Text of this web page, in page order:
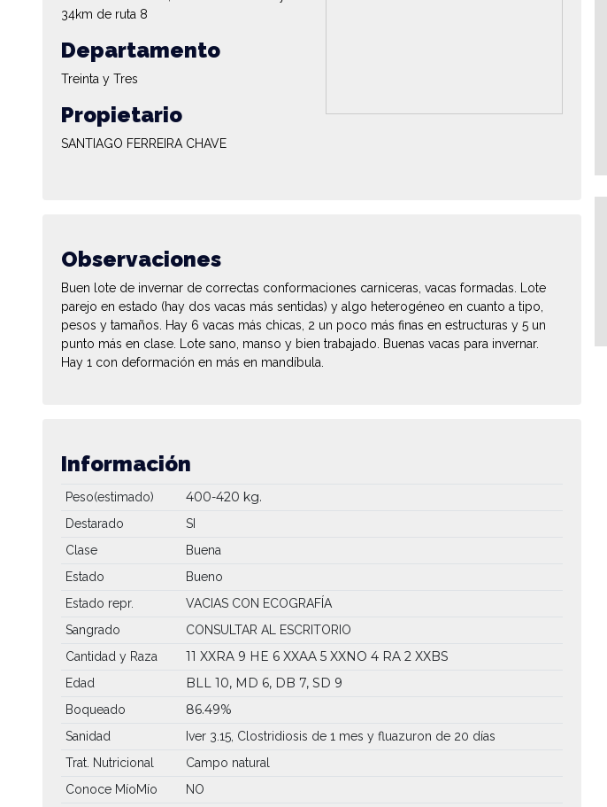
34km de ruta 8
Departamento
Treinta y Tres
Propietario
SANTIAGO FERREIRA CHAVE
Observaciones
Buen lote de invernar de correctas conformaciones carniceras, vacas formadas. Lote
parejo en estado (hay dos vacas más sentidas) y algo heterogéneo en cuanto a tipo,
pesos y tamaños. Hay 6 vacas más chicas, 2 un poco más finas en estructuras y 5 un
punto más en clase. Lote sano, manso y bien trabajado. Buenas vacas para invernar.
Hay 1 con deformación en más en mandíbula.
Información
Peso(estimado) 400-420 kg.
Destarado
SI
Clase
Buena
Estado
Bueno
Estado repr.
VACIAS CON ECOGRAFÍA
Sangrado
CONSULTAR AL ESCRITORIO
Cantidad y Raza
11 XXRA 9 HE 6 XXAA 5 XXNO 4 RA 2 XXBS
Edad BLL 10, MD 6, DB 7, SD 9
Boqueado 86.49%
Sanidad
Iver 3.15, Clostridiosis de 1 mes y fluazuron de 20 días
Trat. Nutricional
Campo natural
Conoce MíoMío
NO